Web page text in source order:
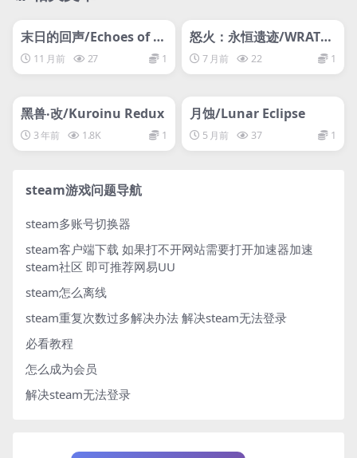
网盘下载游戏
末日的回声/Echoes of th
e End
11 月前 27 1
网盘下载游戏
怒火：永恒遗迹/WRATH:
Aeon of Ruin
7 月前 22 1
网盘下载游戏
黑兽‧改/Kuroinu Redux
3 年前 1.8K 1
网盘下载游戏
月蚀/Lunar Eclipse
5 月前 37 1
steam游戏问题导航
steam多账号切换器
steam客户端下载 如果打不开网站需要打开加速器加速
steam社区 即可推荐网易UU
steam怎么离线
steam重复次数过多解决办法 解决steam无法登录
必看教程
怎么成为会员
解决steam无法登录